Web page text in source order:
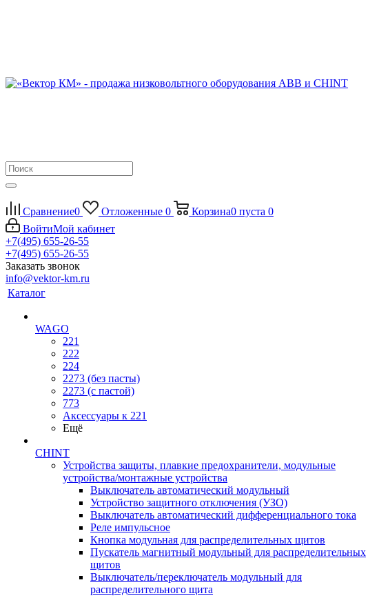
Сравнение0 Отложенные 0 Корзина0 пуста 0
ВойтиМой кабинет
+7(495) 655-26-55
+7(495) 655-26-55
Заказать звонок
info@vektor-km.ru
Каталог
WAGO
221
222
224
2273 (без пасты)
2273 (с пастой)
773
Аксессуары к 221
Ещё
CHINT
Устройства защиты, плавкие предохранители, модульные
устройства/монтажные устройства
Выключатель автоматический модульный
Устройство защитного отключения (УЗО)
Выключатель автоматический дифференциального тока
Реле импульсное
Кнопка модульная для распределительных щитов
Пускатель магнитный модульный для распределительных
щитов
Выключатель/переключатель модульный для
распределительного щита